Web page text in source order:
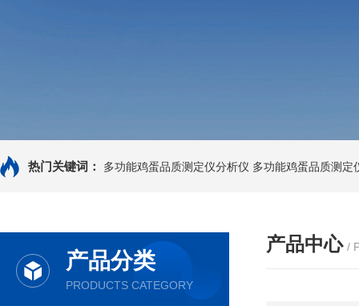
热门关键词： 多功能鸡蛋品质测定仪分析仪 多功能鸡蛋品质测定
产品分类
PRODUCTS CATEGORY
产品中心 /